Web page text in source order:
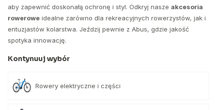
aby zapewnić doskonałą ochronę i styl. Odkryj nasze akcesoria
rowerowe idealne zarówno dla rekreacyjnych rowerzystów, jak i
entuzjastów kolarstwa. Jeździj pewnie z Abus, gdzie jakość
spotyka innowację.
Kontynuuj wybór
Rowery elektryczne i części